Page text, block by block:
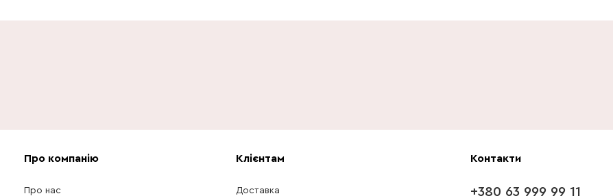
Про компанію
Про нас
Клієнтам
Доставка
Контакти
+380 63 999 99 11